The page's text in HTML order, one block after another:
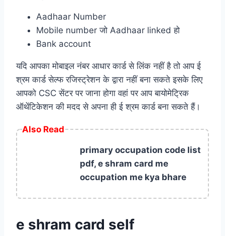
Aadhaar Number
Mobile number जो Aadhaar linked हो
Bank account
यदि आपका मोबाइल नंबर आधार कार्ड से लिंक नहीं है तो आप ई
श्रम कार्ड सेल्फ रजिस्ट्रेशन के द्वारा नहीं बना सकते इसके लिए
आपको CSC सेंटर पर जाना होगा वहां पर आप बायोमेट्रिक
ऑथेंटिकेशन की मदद से अपना ही ई श्रम कार्ड बना सकते हैं।
Also Read
primary occupation code list
pdf, e shram card me
occupation me kya bhare
e shram card self